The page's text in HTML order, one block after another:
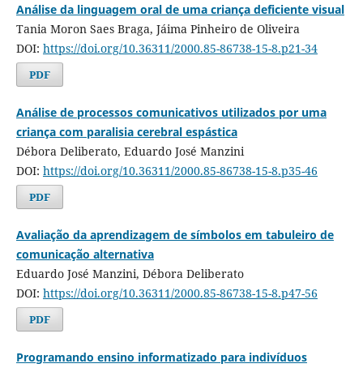
Análise da linguagem oral de uma criança deficiente visual
Tania Moron Saes Braga, Jáima Pinheiro de Oliveira
DOI: https://doi.org/10.36311/2000.85-86738-15-8.p21-34
PDF
Análise de processos comunicativos utilizados por uma
criança com paralisia cerebral espástica
Débora Deliberato, Eduardo José Manzini
DOI: https://doi.org/10.36311/2000.85-86738-15-8.p35-46
PDF
Avaliação da aprendizagem de símbolos em tabuleiro de
comunicação alternativa
Eduardo José Manzini, Débora Deliberato
DOI: https://doi.org/10.36311/2000.85-86738-15-8.p47-56
PDF
Programando ensino informatizado para indivíduos